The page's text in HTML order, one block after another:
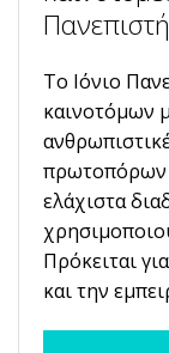
Το Ιόνιο
καινοτόμων
πρωτοπόρων
ελάχιστα
Πρόκειται
και την